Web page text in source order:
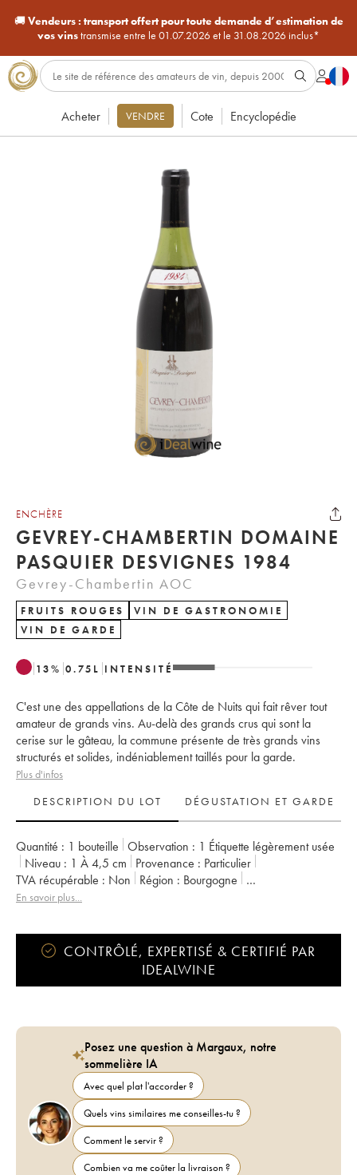
🚚Vendeurs : transport offert pour toute demande d’estimation de
vos vinstransmise entre le 01.07.2026 et le 31.08.2026 inclus*
Acheter VENDRE Cote Encyclopédie
ENCHÈRE
GEVREY-CHAMBERTIN DOMAINE
PASQUIER DESVIGNES 1984
Gevrey-Chambertin AOC
FRUITS ROUGES
VIN DE GASTRONOMIE
VIN DE GARDE
13% 0.75 L INTENSITÉ
C'est une des appellations de la Côte de Nuits qui fait rêver tout
amateur de grands vins. Au-delà des grands crus qui sont la
cerise sur le gâteau, la commune présente de très grands vins
structurés et solides, indéniablement taillés pour la garde.
Plus d'infos
DESCRIPTION DU LOT
DÉGUSTATION ET GARDE
Quantité : 1 bouteille Observation : 1 Étiquette légèrement usée
Niveau : 1 À 4,5 cm Provenance : particulier
TVA récupérable :
non Région :
Bourgogne
Appellation :
En savoir plus...
CONTRÔLÉ, EXPERTISÉ & CERTIFIÉ PAR
IDEALWINE
Posez une question à Margaux, notre
sommelière IA
Avec quel plat l'accorder ?
Quels vins similaires me conseilles-tu ?
Comment le servir ?
Combien va me coûter la livraison ?